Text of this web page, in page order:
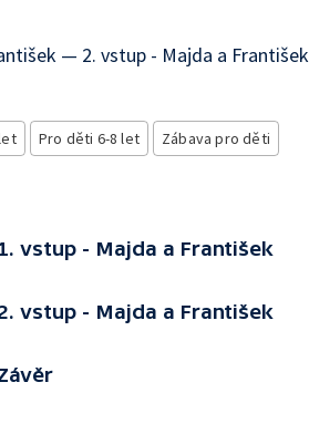
— 2. vstup - Majda a
Pro děti 6-8 let Zábava pro děti
vstup - Majda a František
vstup - Majda a František